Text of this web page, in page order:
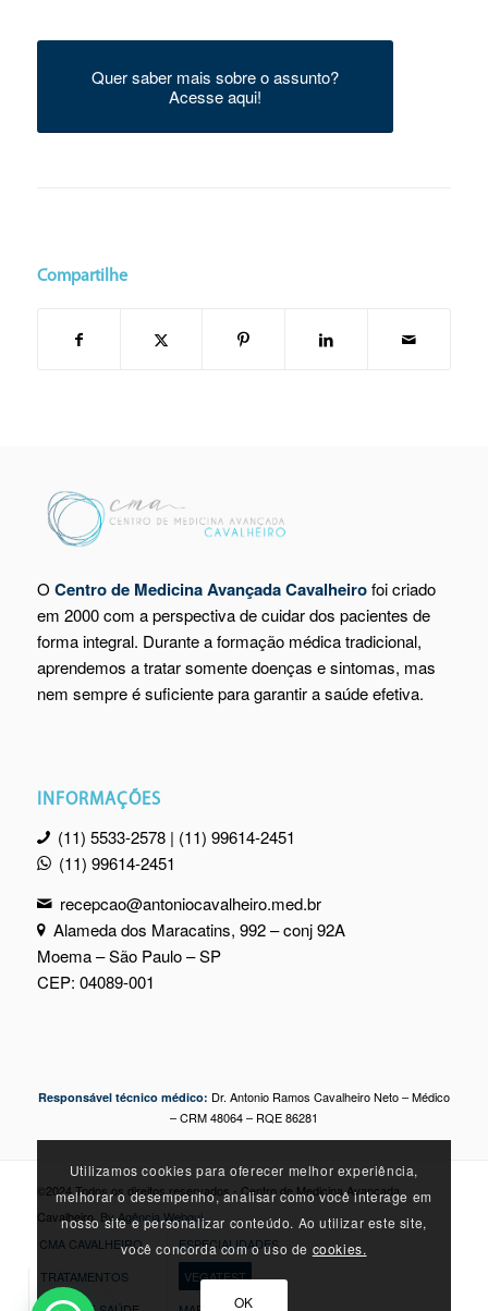
Quer saber mais sobre o assunto?
Acesse aqui!
Compartilhe
O Centro de Medicina Avançada Cavalheirofoi criado
em 2000 com a perspectiva de cuidar dos pacientes de
forma integral. Durante a formação médica tradicional,
aprendemos a tratar somente doenças e sintomas, mas
nem sempre é suficiente para garantir a saúde efetiva.
INFORMAÇÕES
(11) 5533-2578 | (11) 99614-2451
(11) 99614-2451
recepcao@antoniocavalheiro.med.br
Alameda dos Maracatins, 992 – conj 92A
Moema – São Paulo – SP
CEP: 04089-001
Responsável técnico médico: Dr. Antonio Ramos Cavalheiro Neto – Médico
– CRM 48064 – RQE 86281
©2024 Todos os direitos reservados - Centro de Medicina Avançada
Cavalheiro. By Agência Webgui
CMA CAVALHEIRO
ESPECIALIDADES
TRATAMENTOS
VEGATEST
Utilizamos cookies para oferecer melhor experiência,
melhorar o desempenho, analisar como você interage em
nosso site e personalizar conteúdo. Ao utilizar este site,
você concorda com o uso de cookies.
OK